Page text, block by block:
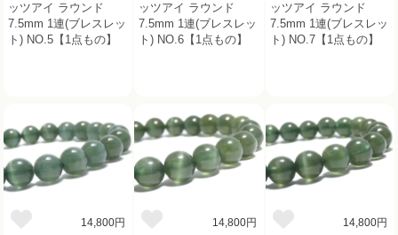
ッツアイ ラウンド
7.5mm 1連(ブレスレッ
ト) NO.5【1点もの】
ッツアイ ラウンド
7.5mm 1連(ブレスレッ
ト) NO.6【1点もの】
ッツアイ ラウンド
7.5mm 1連(ブレスレッ
ト) NO.7【1点もの】
14,800円 14,800円 14,800円